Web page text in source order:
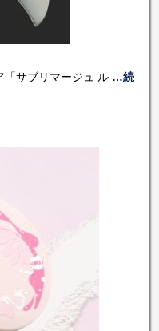
「サブリマージュ ル …続